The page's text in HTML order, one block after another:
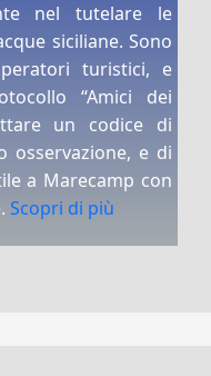
nel tutelare le
siciliane. Sono
turistici, e
“Amici dei
un codice di
osservazione, e di
a Marecamp con
Scopri di più